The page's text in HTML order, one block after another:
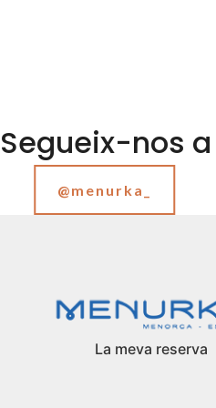
Segueix-nos
@menurka_
La meva reserva